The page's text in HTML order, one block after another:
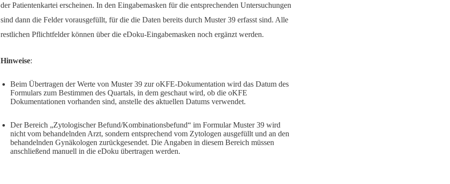
der Patientenkartei erscheinen. In den Eingabemasken für die entsprechenden Untersuchungen
sind dann die Felder vorausgefüllt, für die die Daten bereits durch Muster 39 erfasst sind. Alle
restlichen Pflichtfelder können über die eDoku-Eingabemasken noch ergänzt werden.
Hinweise:
Beim Übertragen der Werte von Muster 39 zur oKFE-Dokumentation wird das Datum des
Formulars zum Bestimmen des Quartals, in dem geschaut wird, ob die oKFE
Dokumentationen vorhanden sind, anstelle des aktuellen Datums verwendet.
Der Bereich „Zytologischer Befund/Kombinationsbefund“ im Formular Muster 39 wird
nicht vom behandelnden Arzt, sondern entsprechend vom Zytologen ausgefüllt und an den
behandelnden Gynäkologen zurückgesendet. Die Angaben in diesem Bereich müssen
anschließend manuell in die eDoku übertragen werden.